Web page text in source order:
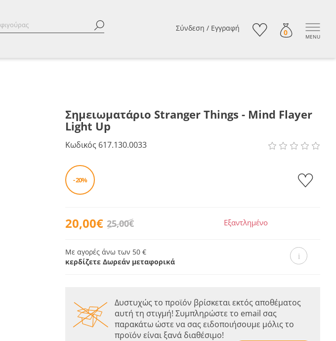
Σύνδεση / Εγγραφή 0 MENU
Σημειωματάριο Stranger Things - Mind Flayer
Light Up
Κωδικός 617.130.0033
- 20%
20,00€ 25,00€ Εξαντλημένο
Με αγορές άνω των 50 €
κερδίζετε Δωρεάν μεταφορικά
Δυστυχώς το προϊόν βρίσκεται εκτός αποθέματος
αυτή τη στιγμή! Συμπληρώστε το email σας
παρακάτω ώστε να σας ειδοποιήσουμε μόλις το
προϊόν είναι ξανά διαθέσιμο!